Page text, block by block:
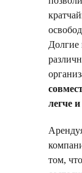
Долгие
легче
том,